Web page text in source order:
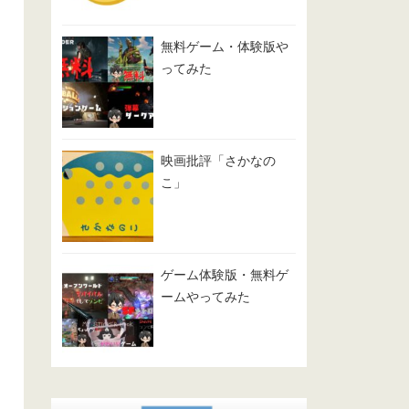
無料ゲーム・体験版や
ってみた
映画批評「さかなの
こ」
ゲーム体験版・無料ゲ
ームやってみた